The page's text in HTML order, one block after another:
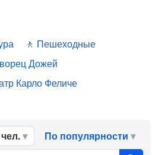
Пешеходные
Дожей
Карло Феличе
По популярности